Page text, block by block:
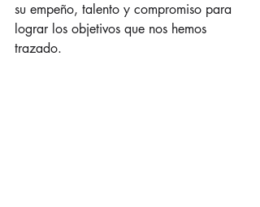
su empeño, talento y compromiso para
lograr los objetivos que nos hemos
trazado.